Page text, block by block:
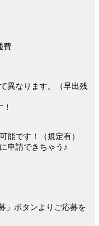
費
異なります。（早出残
能です！（規定有）
申請できちゃう♪
」ボタンよりご応募を